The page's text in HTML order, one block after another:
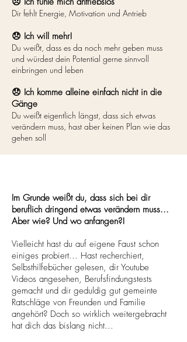
Dir fehlt Energie, Motivation und Antrieb
😞 Ich will mehr!
Du weißt, dass es da noch mehr geben muss
und würdest dein Potential gerne sinnvoll
einbringen und leben
😞 Ich komme alleine einfach nicht in die
Gänge
Du weißt eigentlich längst, dass sich etwas
verändern muss, hast aber keinen Plan wie das
gehen soll
Im Grunde weißt du, dass sich bei dir
beruflich dringend etwas verändern muss...
Aber wie? Und wo anfangen?!
Vielleicht hast du auf eigene Faust schon
einiges probiert... Hast recherchiert,
Selbsthilfebücher gelesen, dir Youtube
Videos angesehen, Berufsfindungstests
gemacht und dir geduldig gut gemeinte
Ratschläge von Freunden und Familie
angehört? Doch so wirklich weitergebracht
hat dich das bislang nicht...